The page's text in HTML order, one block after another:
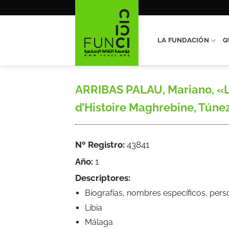
LA FUNDACIÓN
ARRIBAS PALAU, Mariano,
d’Histoire Maghrebine,
Nº Registro: 43841
Año: 1
Descriptores:
Biografías, nombres específicos,
Libia
Málaga